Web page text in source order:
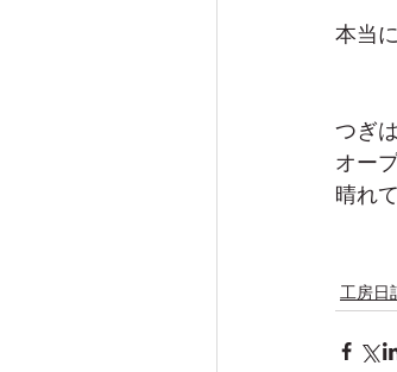
本当
つぎ
オー
晴れ
工房日